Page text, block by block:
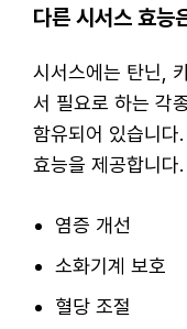
다른 시서스 효능
시서스에는 탄닌,
서 필요로 하는 각
함유되어 있습니
효능을 제공합니다.
염증 개선
소화기계 보호
혈당 조절